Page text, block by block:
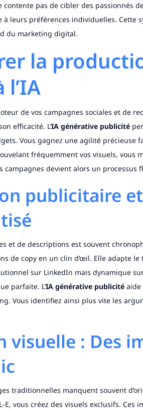
contente pas de cibler des passionnés
à leurs préférences individuelles. Cette
du marketing digital.
la
l’IA
de vos campagnes sociales et de
efficacité. L’IA générative publicité
Vous gagnez une agilité précieuse
fréquemment vos visuels, vous
campagnes devient alors un processus
publicitaire
et de descriptions est souvent
de copy en un clin d’œil. Elle adapte
sur LinkedIn mais dynamique
parfaite. L’IA générative publicité aide
Vous identifiez ainsi plus vite les
visuelle : Des
traditionnelles manquent souvent
E, vous créez des visuels exclusifs.